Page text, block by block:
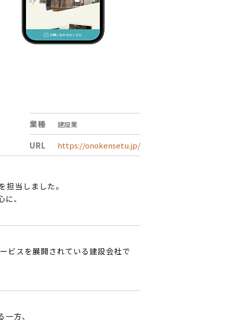
業種 建設業
URL https://onokensetu.jp/
担当しました。
、
ビスを展開されている建設会社で
方、